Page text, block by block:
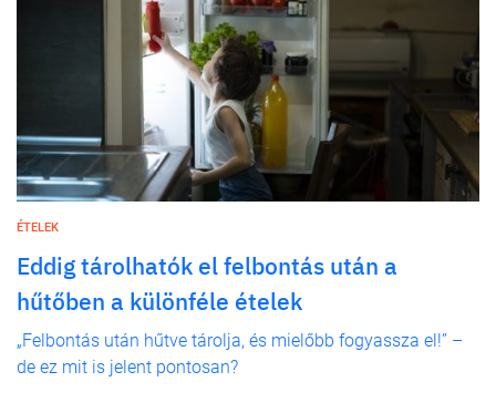
ÉTELEK
Eddig tárolhatók el felbontás után a
hűtőben a különféle ételek
„Felbontás után hűtve tárolja, és mielőbb fogyassza el!” –
de ez mit is jelent pontosan?